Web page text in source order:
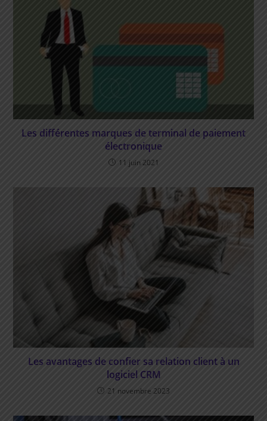
Les différentes marques de terminal de paiement
électronique
11 juin 2021
Les avantages de confier sa relation client à un
logiciel CRM
21 novembre 2023